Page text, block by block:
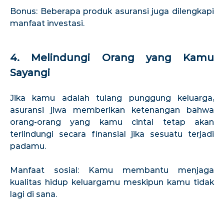
Bonus: Beberapa produk asuransi juga dilengkapi
manfaat investasi.
4. Melindungi Orang yang Kamu
Sayangi
Jika kamu adalah tulang punggung keluarga,
asuransi jiwa memberikan ketenangan bahwa
orang-orang yang kamu cintai tetap akan
terlindungi secara finansial jika sesuatu terjadi
padamu.
Manfaat sosial: Kamu membantu menjaga
kualitas hidup keluargamu meskipun kamu tidak
lagi di sana.